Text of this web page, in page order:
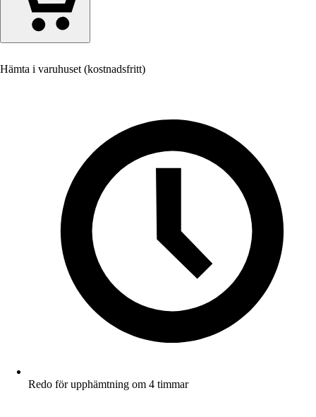
Hämta i varuhuset (kostnadsfritt)
Redo för upphämtning om 4 timmar